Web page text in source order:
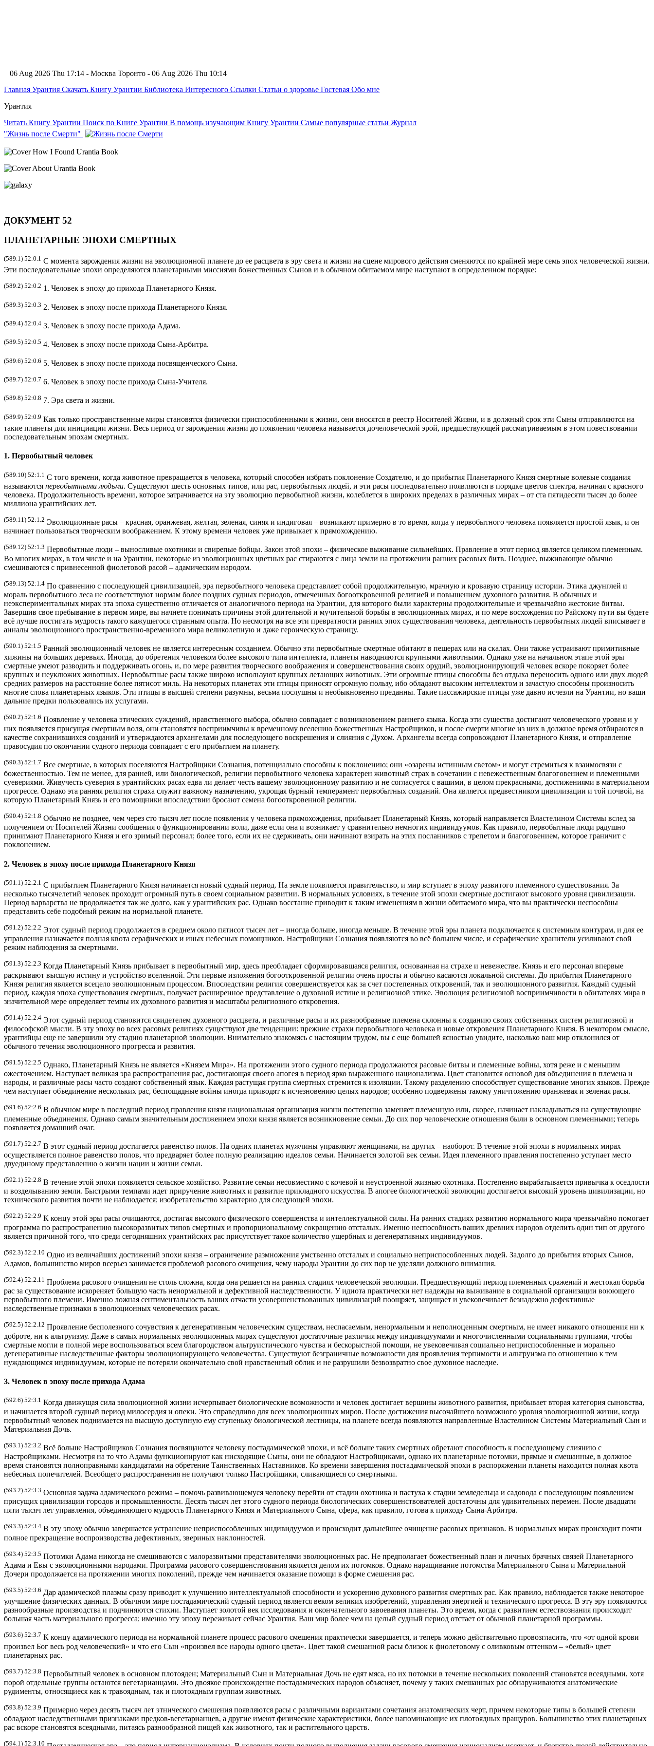
06 Aug 2026 Thu 17:14 - Москва Торонто - 06 Aug 2026 Thu 10:14
Главная Урантия Скачать Книгу Урантии Библиотека Интересного Ссылки Статьи о здоровье Гостевая Обо мне
Урантия
Читать Книгу Урантии Поиск по Книге Урантии В помощь изучающим Книгу Урантии Самые популярные статьи Журнал
"Жизнь после Смерти"
ДОКУМЕНТ 52
ПЛАНЕТАРНЫЕ ЭПОХИ СМЕРТНЫХ
(589.1) 52:0.1 С момента зарождения жизни на эволюционной планете до ее расцвета в эру света и жизни на сцене мирового действия сменяются по крайней мере семь эпох человеческой жизни.
Эти последовательные эпохи определяются планетарными миссиями божественных Сынов и в обычном обитаемом мире наступают в определенном порядке:
(589.2) 52:0.2 1. Человек в эпоху до прихода Планетарного Князя.
(589.3) 52:0.3 2. Человек в эпоху после прихода Планетарного Князя.
(589.4) 52:0.4 3. Человек в эпоху после прихода Адама.
(589.5) 52:0.5 4. Человек в эпоху после прихода Сына-Арбитра.
(589.6) 52:0.6 5. Человек в эпоху после прихода посвященческого Сына.
(589.7) 52:0.7 6. Человек в эпоху после прихода Сына-Учителя.
(589.8) 52:0.8 7. Эра света и жизни.
(589.9) 52:0.9 Как только пространственные миры становятся физически приспособленными к жизни, они вносятся в реестр Носителей Жизни, и в должный срок эти Сыны отправляются на
такие планеты для инициации жизни. Весь период от зарождения жизни до появления человека называется дочеловеческой эрой, предшествующей рассматриваемым в этом повествовании
последовательным эпохам смертных.
1. Первобытный человек
(589.10) 52:1.1 С того времени, когда животное превращается в человека, который способен избрать поклонение Создателю, и до прибытия Планетарного Князя смертные волевые создания
называются первобытными людьми. Существуют шесть основных типов, или рас, первобытных людей, и эти расы последовательно появляются в порядке цветов спектра, начиная с красного
человека. Продолжительность времени, которое затрачивается на эту эволюцию первобытной жизни, колеблется в широких пределах в различных мирах – от ста пятидесяти тысяч до более
миллиона урантийских лет.
(589.11) 52:1.2 Эволюционные расы – красная, оранжевая, желтая, зеленая, синяя и индиговая – возникают примерно в то время, когда у первобытного человека появляется простой язык, и он
начинает пользоваться творческим воображением. К этому времени человек уже привыкает к прямохождению.
(589.12) 52:1.3 Первобытные люди – выносливые охотники и свирепые бойцы. Закон этой эпохи – физическое выживание сильнейших. Правление в этот период является целиком племенным.
Во многих мирах, в том числе и на Урантии, некоторые из эволюционных цветных рас стираются с лица земли на протяжении ранних расовых битв. Позднее, выживающие обычно
смешиваются с привнесенной фиолетовой расой – адамическим народом.
(589.13) 52:1.4 По сравнению с последующей цивилизацией, эра первобытного человека представляет собой продолжительную, мрачную и кровавую страницу истории. Этика джунглей и
мораль первобытного леса не соответствуют нормам более поздних судных периодов, отмеченных богооткровенной религией и повышением духовного развития. В обычных и
неэкспериментальных мирах эта эпоха существенно отличается от аналогичного периода на Урантии, для которого были характерны продолжительные и чрезвычайно жестокие битвы.
Завершив свое пребывание в первом мире, вы начнете понимать причины этой длительной и мучительной борьбы в эволюционных мирах, и по мере восхождения по Райскому пути вы будете
всё лучше постигать мудрость такого кажущегося странным опыта. Но несмотря на все эти превратности ранних эпох существования человека, деятельность первобытных людей вписывает в
анналы эволюционного пространственно-временного мира великолепную и даже героическую страницу.
(590.1) 52:1.5 Ранний эволюционный человек не является интересным созданием. Обычно эти первобытные смертные обитают в пещерах или на скалах. Они также устраивают примитивные
хижины на больших деревьях. Иногда, до обретения человеком более высокого типа интеллекта, планеты наводняются крупными животными. Однако уже на начальном этапе этой эры
смертные умеют разводить и поддерживать огонь, и, по мере развития творческого воображения и совершенствования своих орудий, эволюционирующий человек вскоре покоряет более
крупных и неуклюжих животных. Первобытные расы также широко используют крупных летающих животных. Эти огромные птицы способны без отдыха переносить одного или двух людей
средних размеров на расстояние более пятисот миль. На некоторых планетах эти птицы приносят огромную пользу, ибо обладают высоким интеллектом и зачастую способны произносить
многие слова планетарных языков. Эти птицы в высшей степени разумны, весьма послушны и необыкновенно преданны. Такие пассажирские птицы уже давно исчезли на Урантии, но ваши
дальние предки пользовались их услугами.
(590.2) 52:1.6 Появление у человека этических суждений, нравственного выбора, обычно совпадает с возникновением раннего языка. Когда эти существа достигают человеческого уровня и у
них появляется присущая смертным воля, они становятся восприимчивы к временному вселению божественных Настройщиков, и после смерти многие из них в должное время отбираются в
качестве сохранившихся созданий и утверждаются архангелами для последующего воскрешения и слияния с Духом. Архангелы всегда сопровождают Планетарного Князя, и отправление
правосудия по окончании судного периода совпадает с его прибытием на планету.
(590.3) 52:1.7 Все смертные, в которых поселяются Настройщики Сознания, потенциально способны к поклонению; они «озарены истинным светом» и могут стремиться к взаимосвязи с
божественностью. Тем не менее, для ранней, или биологической, религии первобытного человека характерен животный страх в сочетании с невежественным благоговением и племенными
суевериями. Живучесть суеверия в урантийских расах едва ли делает честь вашему эволюционному развитию и не согласуется с вашими, в целом прекрасными, достижениями в материальном
прогрессе. Однако эта ранняя религия страха служит важному назначению, укрощая бурный темперамент первобытных созданий. Она является предвестником цивилизации и той почвой, на
которую Планетарный Князь и его помощники впоследствии бросают семена богооткровенной религии.
(590.4) 52:1.8 Обычно не позднее, чем через сто тысяч лет после появления у человека прямохождения, прибывает Планетарный Князь, который направляется Властелином Системы вслед за
получением от Носителей Жизни сообщения о функционировании воли, даже если она и возникает у сравнительно немногих индивидуумов. Как правило, первобытные люди радушно
принимают Планетарного Князя и его зримый персонал; более того, если их не сдерживать, они начинают взирать на этих посланников с трепетом и благоговением, которое граничит с
поклонением.
2. Человек в эпоху после прихода Планетарного Князя
(591.1) 52:2.1 С прибытием Планетарного Князя начинается новый судный период. На земле появляется правительство, и мир вступает в эпоху развитого племенного существования. За
несколько тысячелетий человек проходит огромный путь в своем социальном развитии. В нормальных условиях, в течение этой эпохи смертные достигают высокого уровня цивилизации.
Период варварства не продолжается так же долго, как у урантийских рас. Однако восстание приводит к таким изменениям в жизни обитаемого мира, что вы практически неспособны
представить себе подобный режим на нормальной планете.
(591.2) 52:2.2 Этот судный период продолжается в среднем около пятисот тысяч лет – иногда больше, иногда меньше. В течение этой эры планета подключается к системным контурам, и для ее
управления назначается полная квота серафических и иных небесных помощников. Настройщики Сознания появляются во всё большем числе, и серафические хранители усиливают свой
режим наблюдения за смертными.
(591.3) 52:2.3 Когда Планетарный Князь прибывает в первобытный мир, здесь преобладает сформировавшаяся религия, основанная на страхе и невежестве. Князь и его персонал впервые
раскрывают высшую истину и устройство вселенной. Эти первые изложения богооткровенной религии очень просты и обычно касаются локальной системы. До прибытия Планетарного
Князя религия является всецело эволюционным процессом. Впоследствии религия совершенствуется как за счет постепенных откровений, так и эволюционного развития. Каждый судный
период, каждая эпоха существования смертных, получает расширенное представление о духовной истине и религиозной этике. Эволюция религиозной восприимчивости в обитателях мира в
значительной мере определяет темпы их духовного развития и масштабы религиозного откровения.
(591.4) 52:2.4 Этот судный период становится свидетелем духовного расцвета, и различные расы и их разнообразные племена склонны к созданию своих собственных систем религиозной и
философской мысли. В эту эпоху во всех расовых религиях существуют две тенденции: прежние страхи первобытного человека и новые откровения Планетарного Князя. В некотором смысле,
урантийцы еще не завершили эту стадию планетарной эволюции. Внимательно знакомясь с настоящим трудом, вы с еще большей ясностью увидите, насколько ваш мир отклонился от
обычного течения эволюционного прогресса и развития.
(591.5) 52:2.5 Однако, Планетарный Князь не является «Князем Мира». На протяжении этого судного периода продолжаются расовые битвы и племенные войны, хотя реже и с меньшим
ожесточением. Наступает великая эра распространения рас, достигающая своего апогея в период ярко выраженного национализма. Цвет становится основой для объединения в племена и
народы, и различные расы часто создают собственный язык. Каждая растущая группа смертных стремится к изоляции. Такому разделению способствует существование многих языков. Прежде
чем наступает объединение нескольких рас, беспощадные войны иногда приводят к исчезновению целых народов; особенно подвержены такому уничтожению оранжевая и зеленая расы.
(591.6) 52:2.6 В обычном мире в последний период правления князя национальная организация жизни постепенно заменяет племенную или, скорее, начинает накладываться на существующие
племенные объединения. Однако самым значительным достижением эпохи князя является возникновение семьи. До сих пор человеческие отношения были в основном племенными; теперь
появляется домашний очаг.
(591.7) 52:2.7 В этот судный период достигается равенство полов. На одних планетах мужчины управляют женщинами, на других – наоборот. В течение этой эпохи в нормальных мирах
осуществляется полное равенство полов, что предваряет более полную реализацию идеалов семьи. Начинается золотой век семьи. Идея племенного правления постепенно уступает место
двуединому представлению о жизни нации и жизни семьи.
(592.1) 52:2.8 В течение этой эпохи появляется сельское хозяйство. Развитие семьи несовместимо с кочевой и неустроенной жизнью охотника. Постепенно вырабатывается привычка к оседлости
и возделыванию земли. Быстрыми темпами идет приручение животных и развитие прикладного искусства. В апогее биологической эволюции достигается высокий уровень цивилизации, но
технического развития почти не наблюдается; изобретательство характерно для следующей эпохи.
(592.2) 52:2.9 К концу этой эры расы очищаются, достигая высокого физического совершенства и интеллектуальной силы. На ранних стадиях развитию нормального мира чрезвычайно помогает
программа по распространению высокоразвитых типов смертных и пропорциональному сокращению отсталых. Именно неспособность ваших древних народов отделить один тип от другого
является причиной того, что среди сегодняшних урантийских рас присутствует такое количество ущербных и дегенеративных индивидуумов.
(592.3) 52:2.10 Одно из величайших достижений эпохи князя – ограничение размножения умственно отсталых и социально неприспособленных людей. Задолго до прибытия вторых Сынов,
Адамов, большинство миров всерьез занимается проблемой расового очищения, чему народы Урантии до сих пор не уделяли должного внимания.
(592.4) 52:2.11 Проблема расового очищения не столь сложна, когда она решается на ранних стадиях человеческой эволюции. Предшествующий период племенных сражений и жестокая борьба
рас за существование искореняет большую часть ненормальной и дефективной наследственности. У идиота практически нет надежды на выживание в социальной организации воюющего
первобытного племени. Именно ложная сентиментальность ваших отчасти усовершенствованных цивилизаций поощряет, защищает и увековечивает безнадежно дефективные
наследственные признаки в эволюционных человеческих расах.
(592.5) 52:2.12 Проявление бесполезного сочувствия к дегенеративным человеческим существам, неспасаемым, ненормальным и неполноценным смертным, не имеет никакого отношения ни к
доброте, ни к альтруизму. Даже в самых нормальных эволюционных мирах существуют достаточные различия между индивидуумами и многочисленными социальными группами, чтобы
смертные могли в полной мере воспользоваться всем благородством альтруистического чувства и бескорыстной помощи, не увековечивая социально неприспособленные и морально
дегенеративные наследственные факторы эволюционирующего человечества. Существуют безграничные возможности для проявления терпимости и альтруизма по отношению к тем
нуждающимся индивидуумам, которые не потеряли окончательно свой нравственный облик и не разрушили безвозвратно свое духовное наследие.
3. Человек в эпоху после прихода Адама
(592.6) 52:3.1 Когда движущая сила эволюционной жизни исчерпывает биологические возможности и человек достигает вершины животного развития, прибывает вторая категория сыновства,
и начинается второй судный период милосердия и опеки. Это справедливо для всех эволюционных миров. После достижения высочайшего возможного уровня эволюционной жизни, когда
первобытный человек поднимается на высшую доступную ему ступеньку биологической лестницы, на планете всегда появляются направленные Властелином Системы Материальный Сын и
Материальная Дочь.
(593.1) 52:3.2 Всё больше Настройщиков Сознания посвящаются человеку постадамической эпохи, и всё больше таких смертных обретают способность к последующему слиянию с
Настройщиками. Несмотря на то что Адамы функционируют как нисходящие Сыны, они не обладают Настройщиками, однако их планетарные потомки, прямые и смешанные, в должное
время становятся полноправными кандидатами на обретение Таинственных Наставников. Ко времени завершения постадамической эпохи в распоряжении планеты находится полная квота
небесных попечителей. Всеобщего распространения не получают только Настройщики, сливающиеся со смертными.
(593.2) 52:3.3 Основная задача адамического режима – помочь развивающемуся человеку перейти от стадии охотника и пастуха к стадии земледельца и садовода с последующим появлением
присущих цивилизации городов и промышленности. Десять тысяч лет этого судного периода биологических совершенствователей достаточны для удивительных перемен. После двадцати
пяти тысяч лет управления, объединяющего мудрость Планетарного Князя и Материального Сына, сфера, как правило, готова к приходу Сына-Арбитра.
(593.3) 52:3.4 В эту эпоху обычно завершается устранение неприспособленных индивидуумов и происходит дальнейшее очищение расовых признаков. В нормальных мирах происходит почти
полное прекращение воспроизводства дефективных, звериных наклонностей.
(593.4) 52:3.5 Потомки Адама никогда не смешиваются с малоразвитыми представителями эволюционных рас. Не предполагает божественный план и личных брачных связей Планетарного
Адама и Евы с эволюционными народами. Программа расового совершенствования является делом их потомков. Однако наращивание потомства Материального Сына и Материальной
Дочери продолжается на протяжении многих поколений, прежде чем начинается оказание помощи в форме смешения рас.
(593.5) 52:3.6 Дар адамической плазмы сразу приводит к улучшению интеллектуальной способности и ускорению духовного развития смертных рас. Как правило, наблюдается также некоторое
улучшение физических данных. В обычном мире постадамический судный период является веком великих изобретений, управления энергией и технического прогресса. В эту эру появляются
разнообразные производства и подчиняются стихии. Наступает золотой век исследования и окончательного завоевания планеты. Это время, когда с развитием естествознания происходит
большая часть материального прогресса; именно эту эпоху переживает сейчас Урантия. Ваш мир более чем на целый судный период отстает от обычной планетарной программы.
(593.6) 52:3.7 К концу адамического периода на нормальной планете процесс расового смешения практически завершается, и теперь можно действительно провозгласить, что «от одной крови
произвел Бог весь род человеческий» и что его Сын «произвел все народы одного цвета». Цвет такой смешанной расы близок к фиолетовому с оливковым оттенком – «белый» цвет
планетарных рас.
(593.7) 52:3.8 Первобытный человек в основном плотояден; Материальный Сын и Материальная Дочь не едят мяса, но их потомки в течение нескольких поколений становятся всеядными, хотя
порой отдельные группы остаются вегетарианцами. Это двоякое происхождение постадамических народов объясняет, почему у таких смешанных рас обнаруживаются анатомические
рудименты, относящиеся как к травоядным, так и плотоядным группам животных.
(593.8) 52:3.9 Примерно через десять тысяч лет этнического смешения появляются расы с различными вариантами сочетания анатомических черт, причем некоторые типы в большей степени
обладают наследственными признаками предков-вегетарианцев, а другие имеют физические характеристики, более напоминающие их плотоядных пращуров. Большинство этих планетарных
рас вскоре становятся всеядными, питаясь разнообразной пищей как животного, так и растительного царств.
(594.1) 52:3.10